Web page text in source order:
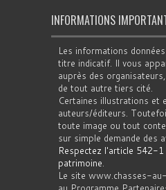
INFORMATIONS
Les informations
titre indicatif. Il vous
auprès des
de tout autre tiers cité.
Certaines illustrations
auteurs/éditeurs.
toute image ou tout
sur simple demande des
Respectez l'article 542-1
patrimoine.
Le site www.chasses-